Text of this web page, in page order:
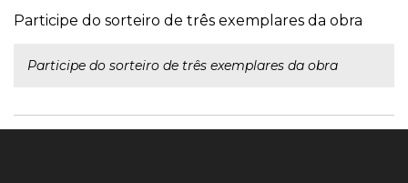
Participe do sorteiro de três exemplares da obra
Participe do sorteiro de três exemplares da obra